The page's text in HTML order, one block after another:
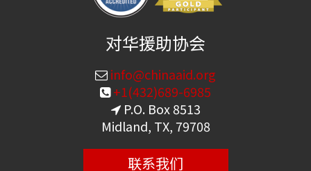
对华援助协会
info@chinaaid.org
+1(432)689-6985
P.O. Box 8513
Midland, TX, 79708
联系我们